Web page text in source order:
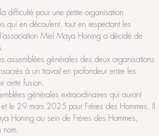
difficulté pour une petite organisation
qui en découlent, tout en respectant les
Miel Maya Honing a décidé de
assemblées générales des deux organisations
à un travail en profondeur entre les
cette fusion.
générales extraordinaires qui auront
29 mars 2025 pour Frères des Hommes. Il
Honing au sein de Frères des Hommes,
nom.